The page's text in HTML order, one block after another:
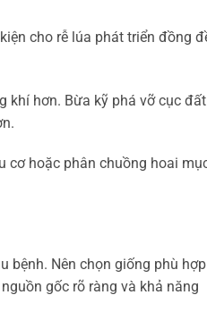
cho rễ lúa phát triển đồng
khí hơn. Bừa kỹ phá vỡ cục
cơ hoặc phân chuồng hoai
bệnh. Nên chọn giống phù hợp
gốc rõ ràng và khả năng